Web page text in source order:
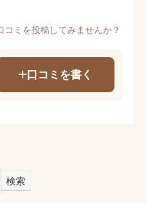
コミを投稿してみませんか？
口コミを書く
検索